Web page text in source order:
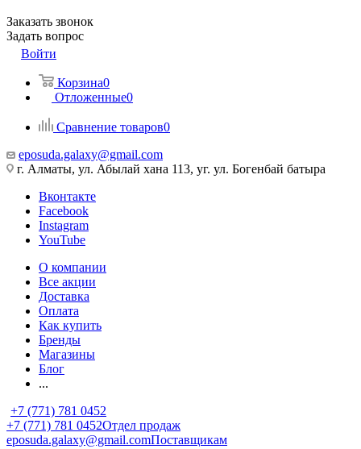
Заказать звонок
Задать вопрос
Войти
Корзина0
Отложенные0
Сравнение товаров0
eposuda.galaxy@gmail.com
г. Алматы, ул. Абылай хана 113, уг. ул. Богенбай батыра
Вконтакте
Facebook
Instagram
YouTube
О компании
Все акции
Доставка
Оплата
Как купить
Бренды
Магазины
Блог
...
+7 (771) 781 0452
+7 (771) 781 0452Отдел продаж
eposuda.galaxy@gmail.comПоставщикам